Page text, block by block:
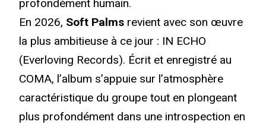
profondément humain.
En 2026, Soft Palms revient avec son œuvre
la plus ambitieuse à ce jour : IN ECHO
(Everloving Records). Écrit et enregistré au
COMA, l’album s’appuie sur l’atmosphère
caractéristique du groupe tout en plongeant
plus profondément dans une introspection en